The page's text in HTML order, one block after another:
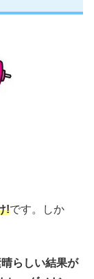
!です。しか
晴らしい結果が